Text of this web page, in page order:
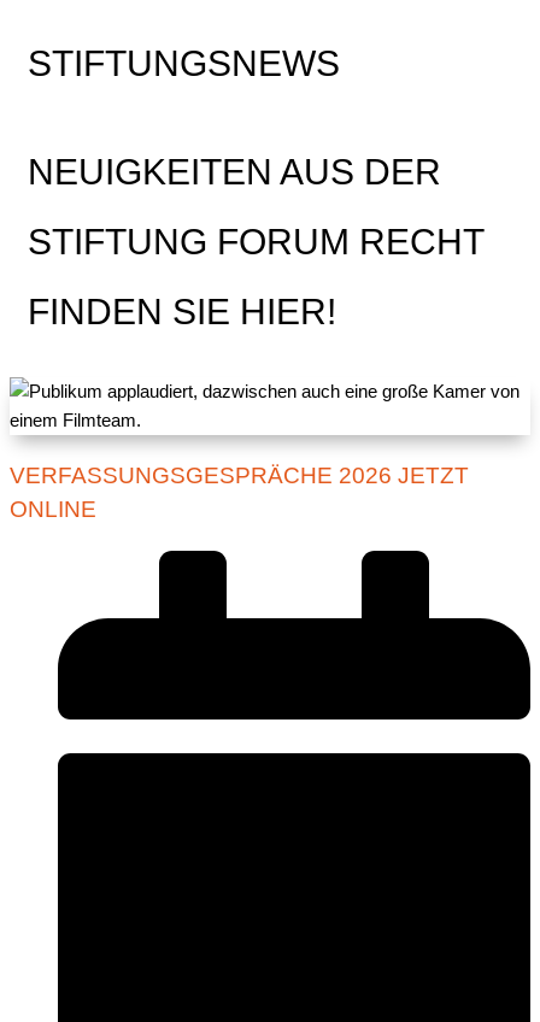
STIFTUNGSNEWS
NEUIGKEITEN AUS DER
STIFTUNG FORUM RECHT
FINDEN SIE HIER!
VERFASSUNGSGESPRÄCHE 2026 JETZT
ONLINE